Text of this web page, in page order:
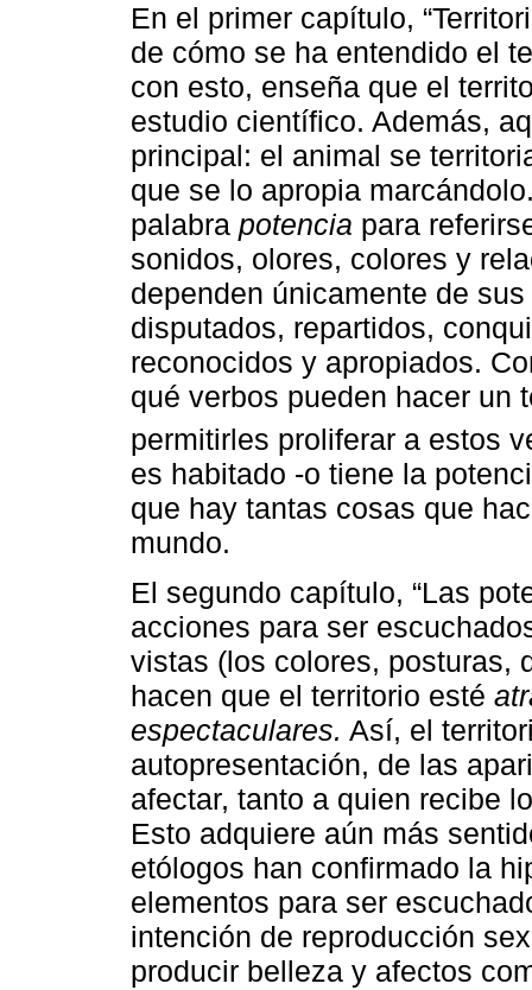
En el primer capítulo,
de cómo se ha entendido el
con esto, enseña que el
estudio científico. Además,
principal: el animal se
que se lo apropia
palabra potencia para
sonidos, olores, colores y
dependen únicamente de
disputados, repartidos,
reconocidos y apropiados.
qué verbos pueden hacer un
permitirles proliferar a estos
es habitado -o tiene la
que hay tantas cosas que
mundo.
El segundo capítulo, “Las
acciones para ser
vistas (los colores, posturas,
hacen que el territorio esté
espectaculares. Así, el
autopresentación, de las
afectar, tanto a quien recibe
Esto adquiere aún más
etólogos han confirmado la
elementos para ser
intención de reproducción
producir belleza y afectos